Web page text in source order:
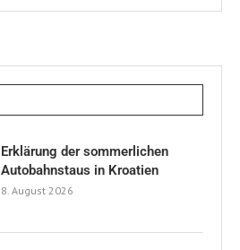
Erklärung der sommerlichen
Autobahnstaus in Kroatien
8. August 2026